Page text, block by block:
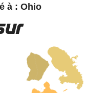
à : Ohio